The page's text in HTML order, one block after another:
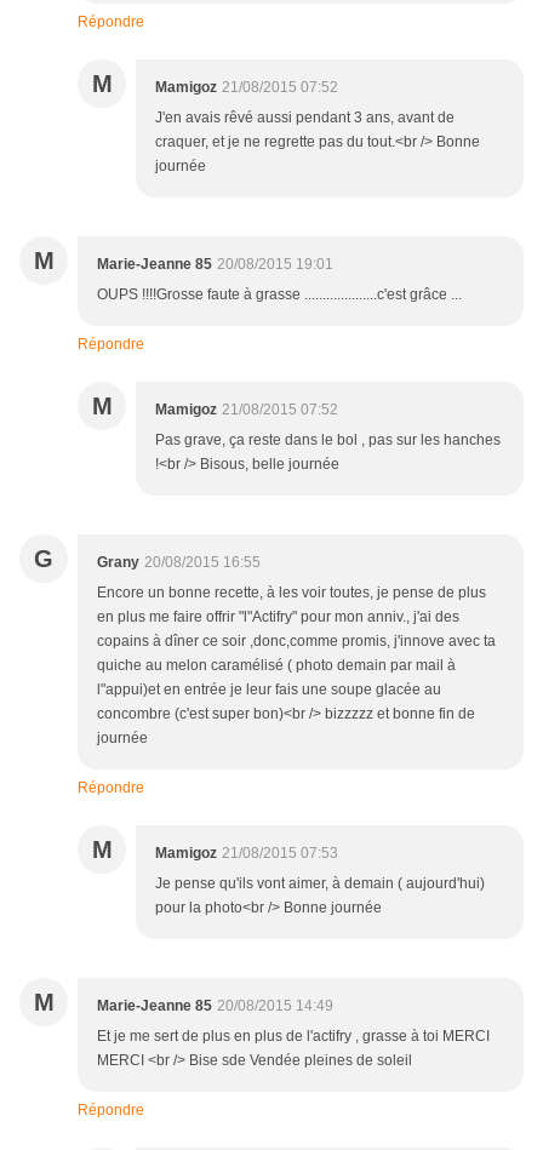
Répondre
M Mamigoz 21/08/2015 07:52
J'en avais rêvé aussi pendant 3 ans, avant de
craquer, et je ne regrette pas du tout.<br /> Bonne
journée
M Marie-Jeanne 85 20/08/2015 19:01
OUPS !!!!Grosse faute à grasse ....................c'est grâce ...
Répondre
M Mamigoz 21/08/2015 07:52
Pas grave, ça reste dans le bol , pas sur les hanches
!<br /> Bisous, belle journée
G Grany 20/08/2015 16:55
Encore un bonne recette, à les voir toutes, je pense de plus
en plus me faire offrir "l"Actifry" pour mon anniv., j'ai des
copains à dîner ce soir ,donc,comme promis, j'innove avec ta
quiche au melon caramélisé ( photo demain par mail à
l"appui)et en entrée je leur fais une soupe glacée au
concombre (c'est super bon)<br /> bizzzzz et bonne fin de
journée
Répondre
M Mamigoz 21/08/2015 07:53
Je pense qu'ils vont aimer, à demain ( aujourd'hui)
pour la photo<br /> Bonne journée
M Marie-Jeanne 85 20/08/2015 14:49
Et je me sert de plus en plus de l'actifry , grasse à toi MERCI
MERCI <br /> Bise sde Vendée pleines de soleil
Répondre